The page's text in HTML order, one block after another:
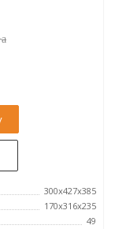
300x427x385
170x316x235
49